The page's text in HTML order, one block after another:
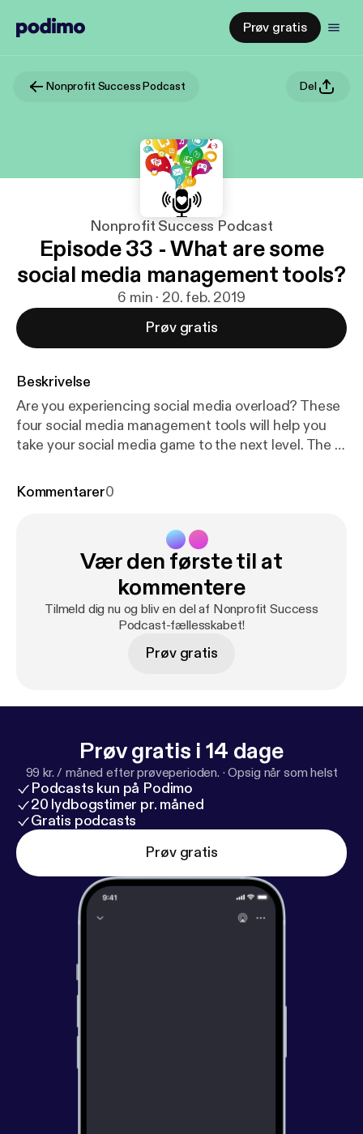
Prøv gratis
Nonprofit Success Podcast Del
Nonprofit Success Podcast
Episode 33 - What are some
social media management tools?
6 min · 20. feb. 2019
Prøv gratis
Beskrivelse
Are you experiencing social media overload? These
four social media management tools will help you
take your social media game to the next level. The 4
and Remove.bg.
Kommentarer0
Vær den første til at
kommentere
Tilmeld dig nu og bliv en del af Nonprofit Success
Podcast-fællesskabet!
Prøv gratis
Prøv gratis i 14 dage
99 kr. / måned efter prøveperioden. ·Opsig når som helst
Podcasts kun på Podimo
20 lydbogstimer pr. måned
Gratis podcasts
Prøv gratis